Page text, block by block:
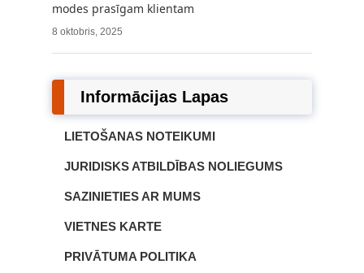
modes prasīgam klientam
8 oktobris, 2025
Informācijas Lapas
LIETOŠANAS NOTEIKUMI
JURIDISKS ATBILDĪBAS NOLIEGUMS
SAZINIETIES AR MUMS
VIETNES KARTE
PRIVĀTUMA POLITIKA